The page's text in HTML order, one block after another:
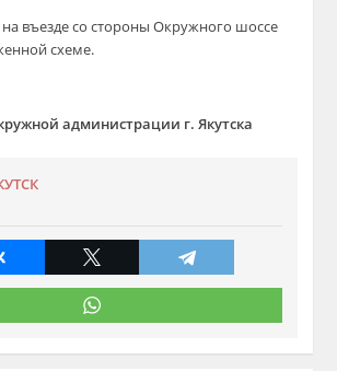
на въезде со стороны Окружного шоссе
схеме.
администрации г. Якутска